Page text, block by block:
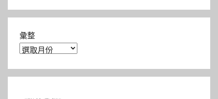
彙整